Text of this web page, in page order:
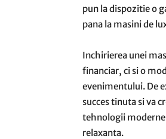
pun la dispozitie o
pana la masini de
Inchirierea unei
financiar, ci si o
evenimentului. De
succes tinuta si va
tehnologii moderne
relaxanta.